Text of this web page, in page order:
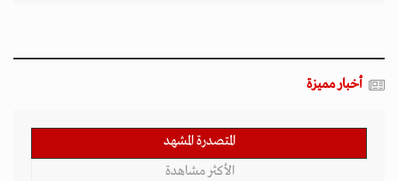
أخبار مميزة
المتصدرة المشهد
الأكثر مشاهدة